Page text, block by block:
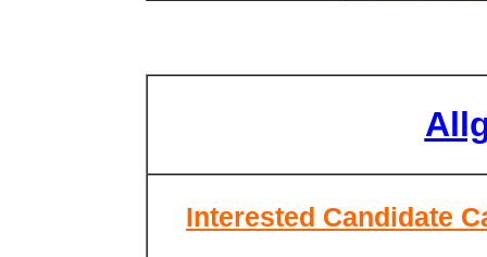
Interested Candidate